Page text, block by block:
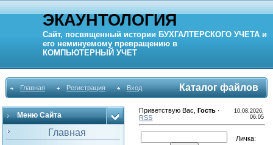
ЭКАУНТОЛОГИЯ
Сайт, посвященный истории БУХГАЛТЕРСКОГО УЧЕТА и
его неминуемому превращению в
КОМПЬЮТЕРНЫЙ УЧЕТ
Главная Регистрация Вход Каталог файлов
Меню Сайта
Главная
Приветствую Вас ,Гость ·
RSS
10.08.2026,
06:05
Личка: